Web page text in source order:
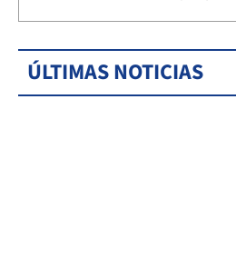
ÚLTIMAS NOTICIAS